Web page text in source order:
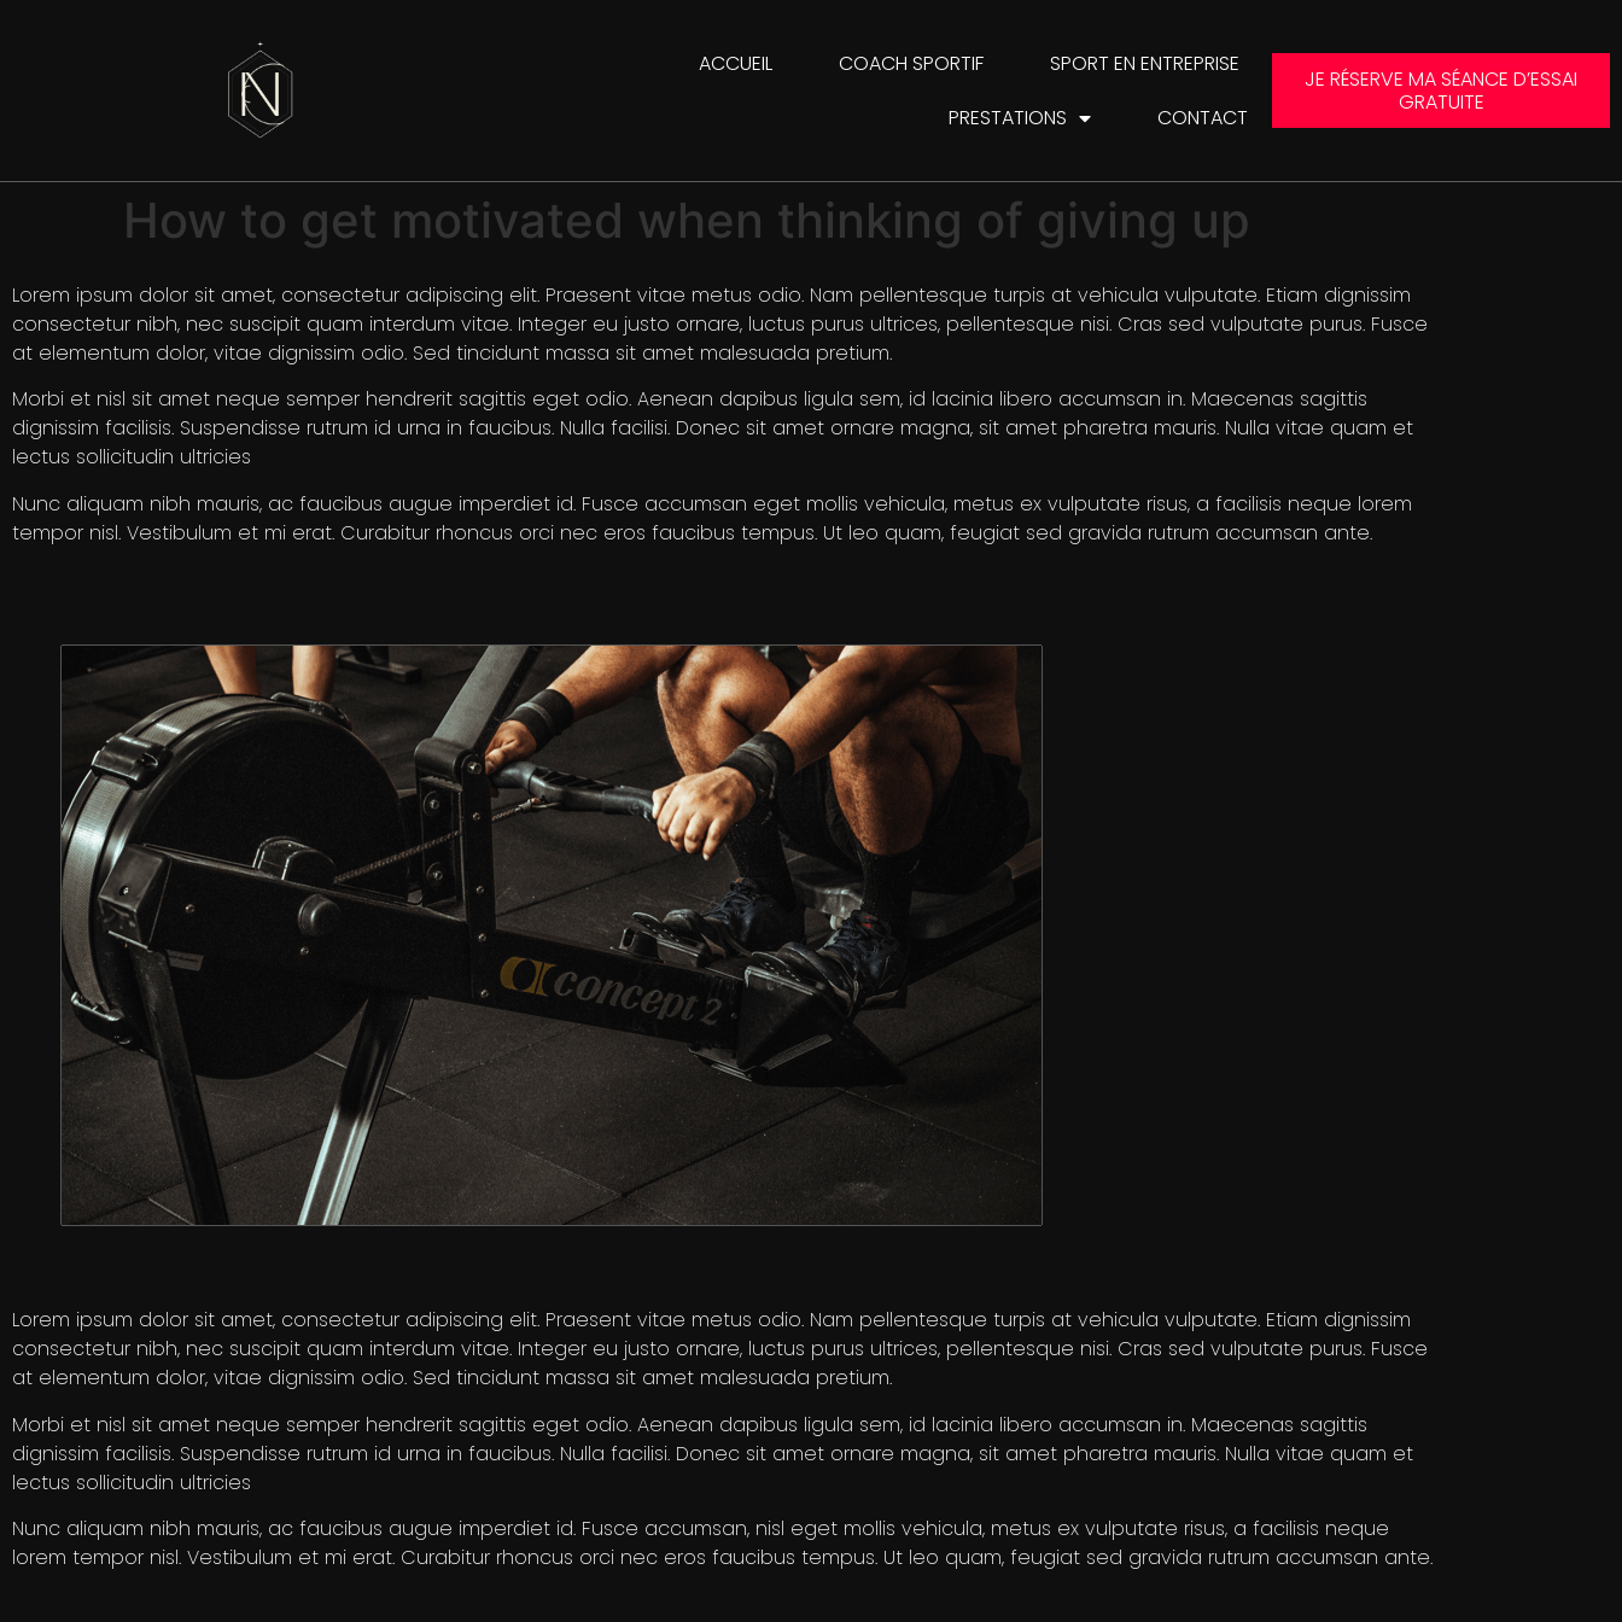
ACCUEIL COACH SPORTIF
SPORT EN ENTREPRISE
PRESTATIONS
CONTACT
JE RÉSERVE MA SÉANCE D’ESSAI
GRATUITE
How to get motivated when thinking of giving up
Lorem ipsum dolor sit amet, consectetur adipiscing elit. Praesent vitae metus odio. Nam pellentesque turpis at vehicula vulputate. Etiam dignissim
consectetur nibh, nec suscipit quam interdum vitae. Integer eu justo ornare, luctus purus ultrices, pellentesque nisi. Cras sed vulputate purus. Fusce
at elementum dolor, vitae dignissim odio. Sed tincidunt massa sit amet malesuada pretium.
Morbi et nisl sit amet neque semper hendrerit sagittis eget odio. Aenean dapibus ligula sem, id lacinia libero accumsan in. Maecenas sagittis
dignissim facilisis. Suspendisse rutrum id urna in faucibus. Nulla facilisi. Donec sit amet ornare magna, sit amet pharetra mauris. Nulla vitae quam et
lectus sollicitudin ultricies
Nunc aliquam nibh mauris, ac faucibus augue imperdiet id. Fusce accumsan eget mollis vehicula, metus ex vulputate risus, a facilisis neque lorem
tempor nisl. Vestibulum et mi erat. Curabitur rhoncus orci nec eros faucibus tempus. Ut leo quam, feugiat sed gravida rutrum accumsan ante.
Lorem ipsum dolor sit amet, consectetur adipiscing elit. Praesent vitae metus odio. Nam pellentesque turpis at vehicula vulputate. Etiam dignissim
consectetur nibh, nec suscipit quam interdum vitae. Integer eu justo ornare, luctus purus ultrices, pellentesque nisi. Cras sed vulputate purus. Fusce
at elementum dolor, vitae dignissim odio. Sed tincidunt massa sit amet malesuada pretium.
Morbi et nisl sit amet neque semper hendrerit sagittis eget odio. Aenean dapibus ligula sem, id lacinia libero accumsan in. Maecenas sagittis
dignissim facilisis. Suspendisse rutrum id urna in faucibus. Nulla facilisi. Donec sit amet ornare magna, sit amet pharetra mauris. Nulla vitae quam et
lectus sollicitudin ultricies
Nunc aliquam nibh mauris, ac faucibus augue imperdiet id. Fusce accumsan, nisl eget mollis vehicula, metus ex vulputate risus, a facilisis neque
lorem tempor nisl. Vestibulum et mi erat. Curabitur rhoncus orci nec eros faucibus tempus. Ut leo quam, feugiat sed gravida rutrum accumsan ante.